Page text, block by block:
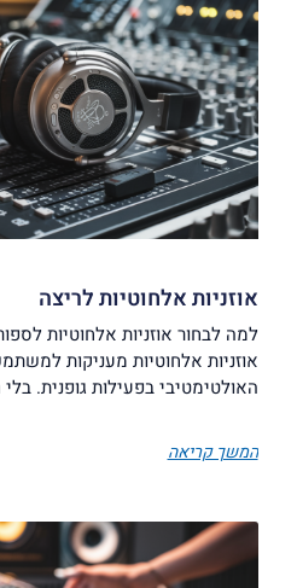
אוזניות אלחוטיות לריצה
למה לבחור אוזניות אלחוטיות
אוזניות אלחוטיות מעניקות
האולטימטיבי בפעילות גופנית.
המשך קריאה